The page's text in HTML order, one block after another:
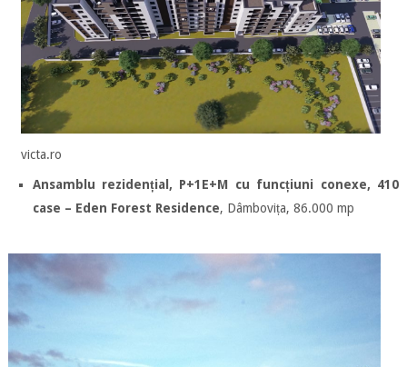
victa.ro
Ansamblu rezidențial, P+1E+M cu funcțiuni conexe, 410
case – Eden Forest Residence, Dâmbovița, 86.000 mp